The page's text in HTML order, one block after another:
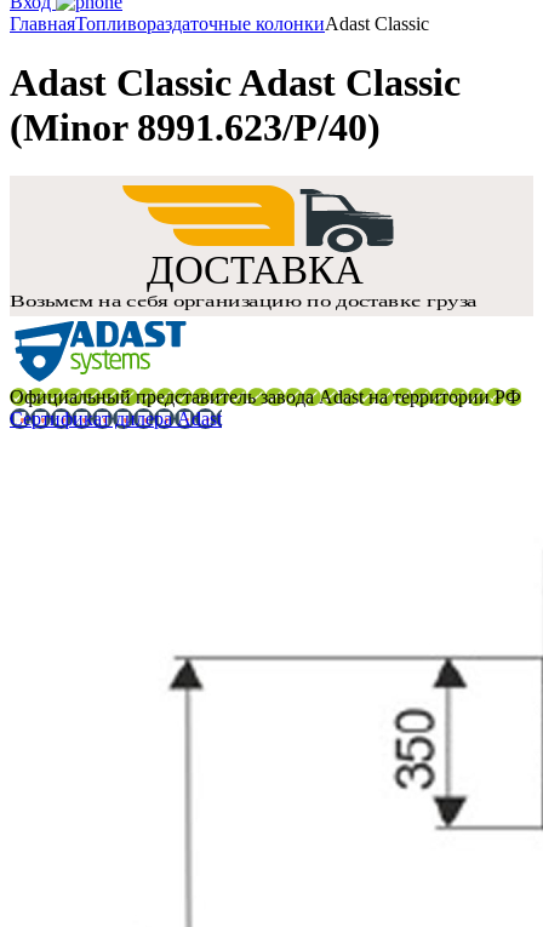
ГлавнаяТопливораздаточные колонкиAdast Classic
Adast Classic Adast Classic
(Minor 8991.623/P/40)
Официальный представитель завода Adast на территории РФ
Сертификат дилера Adast